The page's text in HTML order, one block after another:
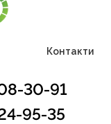
Контакти
30-91
95-35